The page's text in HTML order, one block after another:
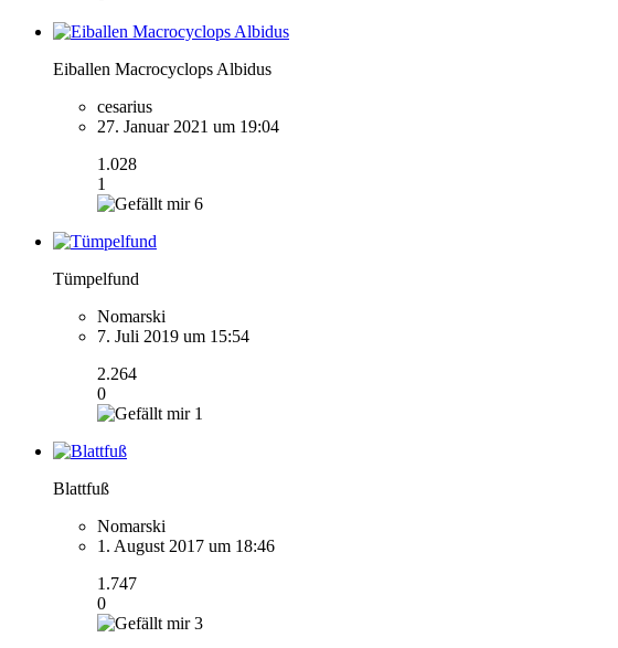
Eiballen Macrocyclops Albidus
cesarius
27. Januar 2021 um 19:04
1.028
1
6
Tümpelfund
Nomarski
7. Juli 2019 um 15:54
2.264
0
1
Blattfuß
Nomarski
1. August 2017 um 18:46
1.747
0
3